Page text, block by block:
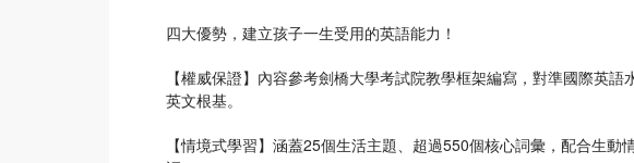
四大優勢，建立孩子一生受用的英語能力！
【權威保證】內容參考劍橋大學考試院教學框架編寫，對準國際英
英文根基。
【情境式學習】涵蓋25個生活主題、超過550個核心詞彙，配合生